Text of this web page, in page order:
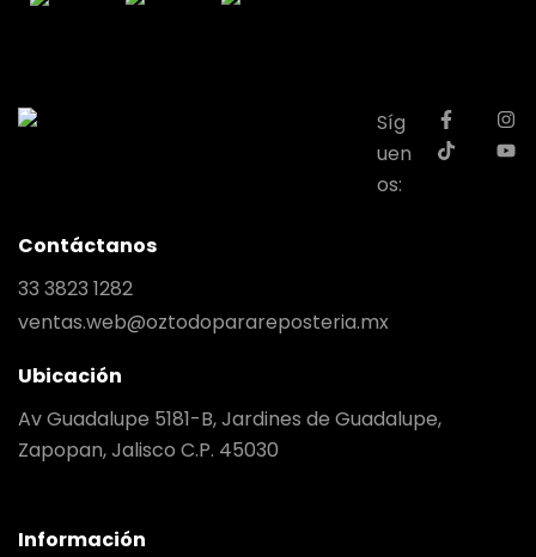
Síg
uen
os:
Contáctanos
33 3823 1282
ventas.web@oztodoparareposteria.mx
Ubicación
Av Guadalupe 5181-B, Jardines de Guadalupe,
Zapopan, Jalisco C.P. 45030
Información